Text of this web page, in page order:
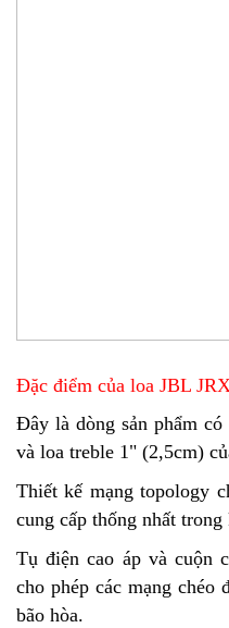
Đặc điểm của loa JBL
Đây là dòng sản phẩm
và loa treble 1" (2,5cm)
Thiết kế mạng topology
cung cấp thống nhất
Tụ điện cao áp và cuộn
cho phép các mạng
bão hòa.